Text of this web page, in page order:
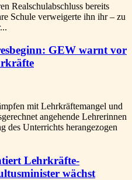
Realschulabschluss bereits
Schule verweigerte ihn ihr – zu
GEW warnt vor
mit Lehrkräftemangel und
angehende Lehrerinnen
des Unterrichts herangezogen
Lehrkräfte-
wächst